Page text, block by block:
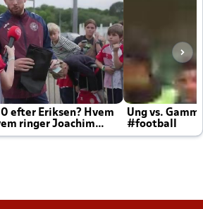
efter Eriksen? Hvem
ringer Joachim
Ung vs.
#football